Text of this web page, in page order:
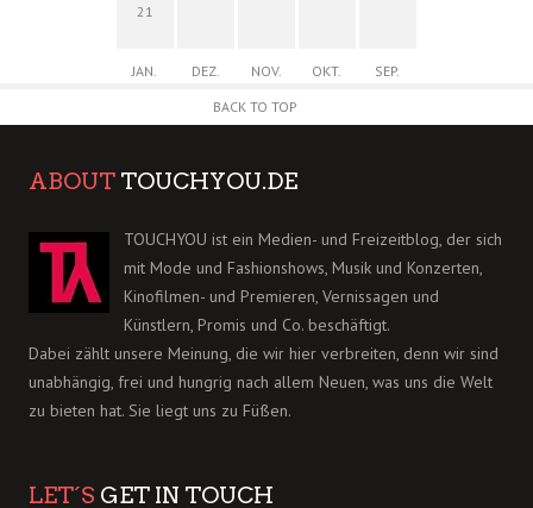
21
JAN. DEZ. NOV. OKT.
SEP.
BACK TO TOP
ABOUT TOUCHYOU.DE
TOUCHYOU ist ein Medien- und Freizeitblog, der sich
mit Mode und Fashionshows, Musik und Konzerten,
Kinofilmen- und Premieren, Vernissagen und
Künstlern, Promis und Co. beschäftigt.
Dabei zählt unsere Meinung, die wir hier verbreiten, denn wir sind
unabhängig, frei und hungrig nach allem Neuen, was uns die Welt
zu bieten hat. Sie liegt uns zu Füßen.
LET´S GET IN TOUCH